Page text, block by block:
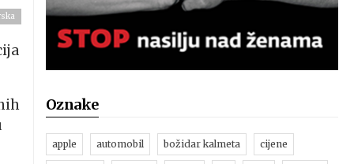
Oznake
apple automobil božidar kalmeta cijene